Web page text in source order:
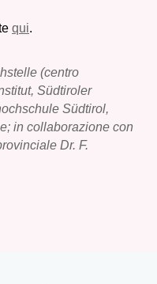
qui.
(centro
Südtiroler
Südtirol,
in collaborazione con
Dr. F.